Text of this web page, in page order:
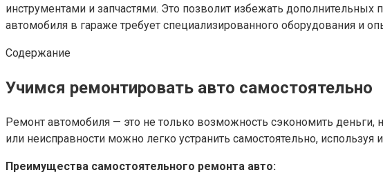
инструментами и запчастями. Это позволит избежать
автомобиля в гараже требует специализированного оборудования и
Содержание
Учимся ремонтировать авто самостоятельно
Ремонт автомобиля — это не только возможность сэкономить
или неисправности можно легко устранить самостоятельно, используя
Преимущества самостоятельного ремонта авто: